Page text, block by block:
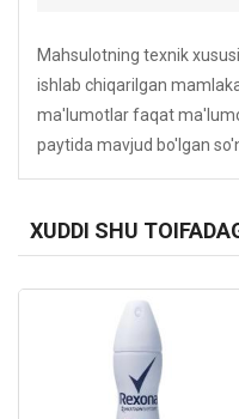
Mahsulotning texnik
ishlab chiqarilgan
ma'lumotlar faqat
paytida mavjud bo'lgan
XUDDI SHU